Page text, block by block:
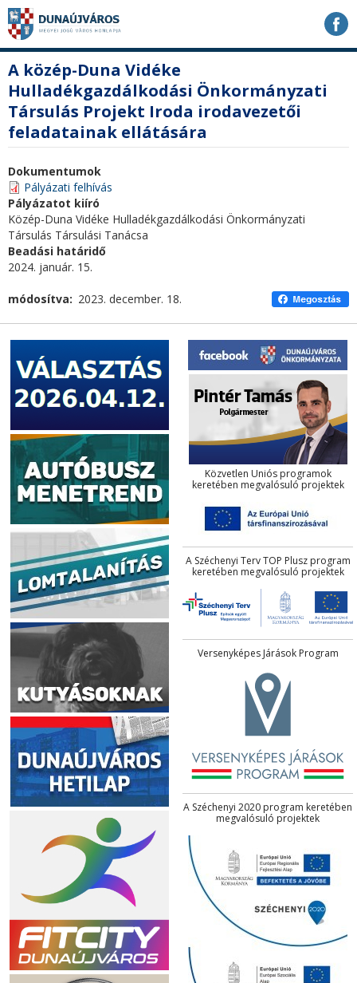
Ugrás
tartalomhoz
Ugrás
navigációhoz
Ugrás
kereséshez
a
honlapon
tartalom
A közép-Duna Vidéke
Hulladékgazdálkodási Önkormányzati
Társulás Projekt Iroda irodavezetői
feladatainak ellátására
Dokumentumok
Pályázati felhívás
Pályázatot kiíró
Közép-Duna Vidéke Hulladékgazdálkodási Önkormányzati
Társulás Társulási Tanácsa
Beadási határidő
2024. január. 15.
módosítva 2023. december. 18.
Közvetlen Uniós programok
keretében megvalósuló projektek
A Széchenyi Terv TOP Plusz program
keretében megvalósuló projektek
Versenyképes Járások Program
A Széchenyi 2020 program keretében
megvalósuló projektek